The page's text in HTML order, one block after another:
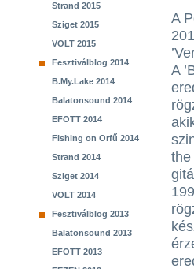
Strand 2015
Sziget 2015
VOLT 2015
Fesztiválblog 2014
B.My.Lake 2014
Balatonsound 2014
EFOTT 2014
Fishing on Orfű 2014
Strand 2014
Sziget 2014
VOLT 2014
Fesztiválblog 2013
Balatonsound 2013
EFOTT 2013
A
A
the